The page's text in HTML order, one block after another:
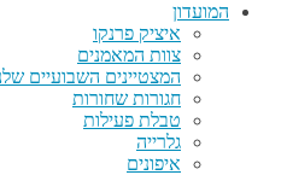
המועדון
איציק פרנקו
צוות המאמנים
המצטיינים השבועיים
חגורות שחורות
טבלת פעילות
גלרייה
איפונים